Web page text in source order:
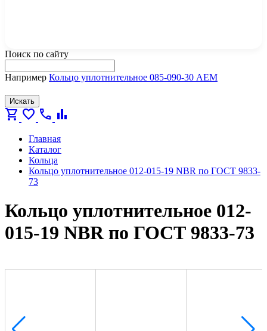
Поиск по сайту
Например Кольцо уплотнительное 085-090-30 AEM
Искать
shopping_cart favorite call bar_chart
Главная
Каталог
Кольца
Кольцо уплотнительное 012-015-19 NBR по ГОСТ 9833-
73
Кольцо уплотнительное 012-
015-19 NBR по ГОСТ 9833-73